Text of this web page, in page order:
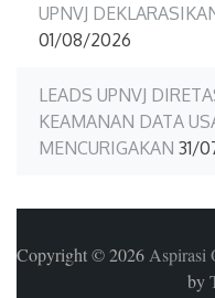
UPNVJ
01/08/2026
LEADS UPNVJ
KEAMANAN DATA
MENCURIGAKAN 31/
Copyright © 2026 Aspirasi
by